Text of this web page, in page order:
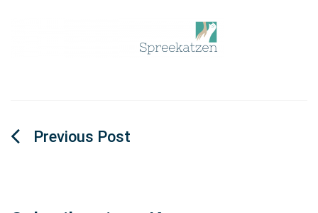
Beitragsnavigation